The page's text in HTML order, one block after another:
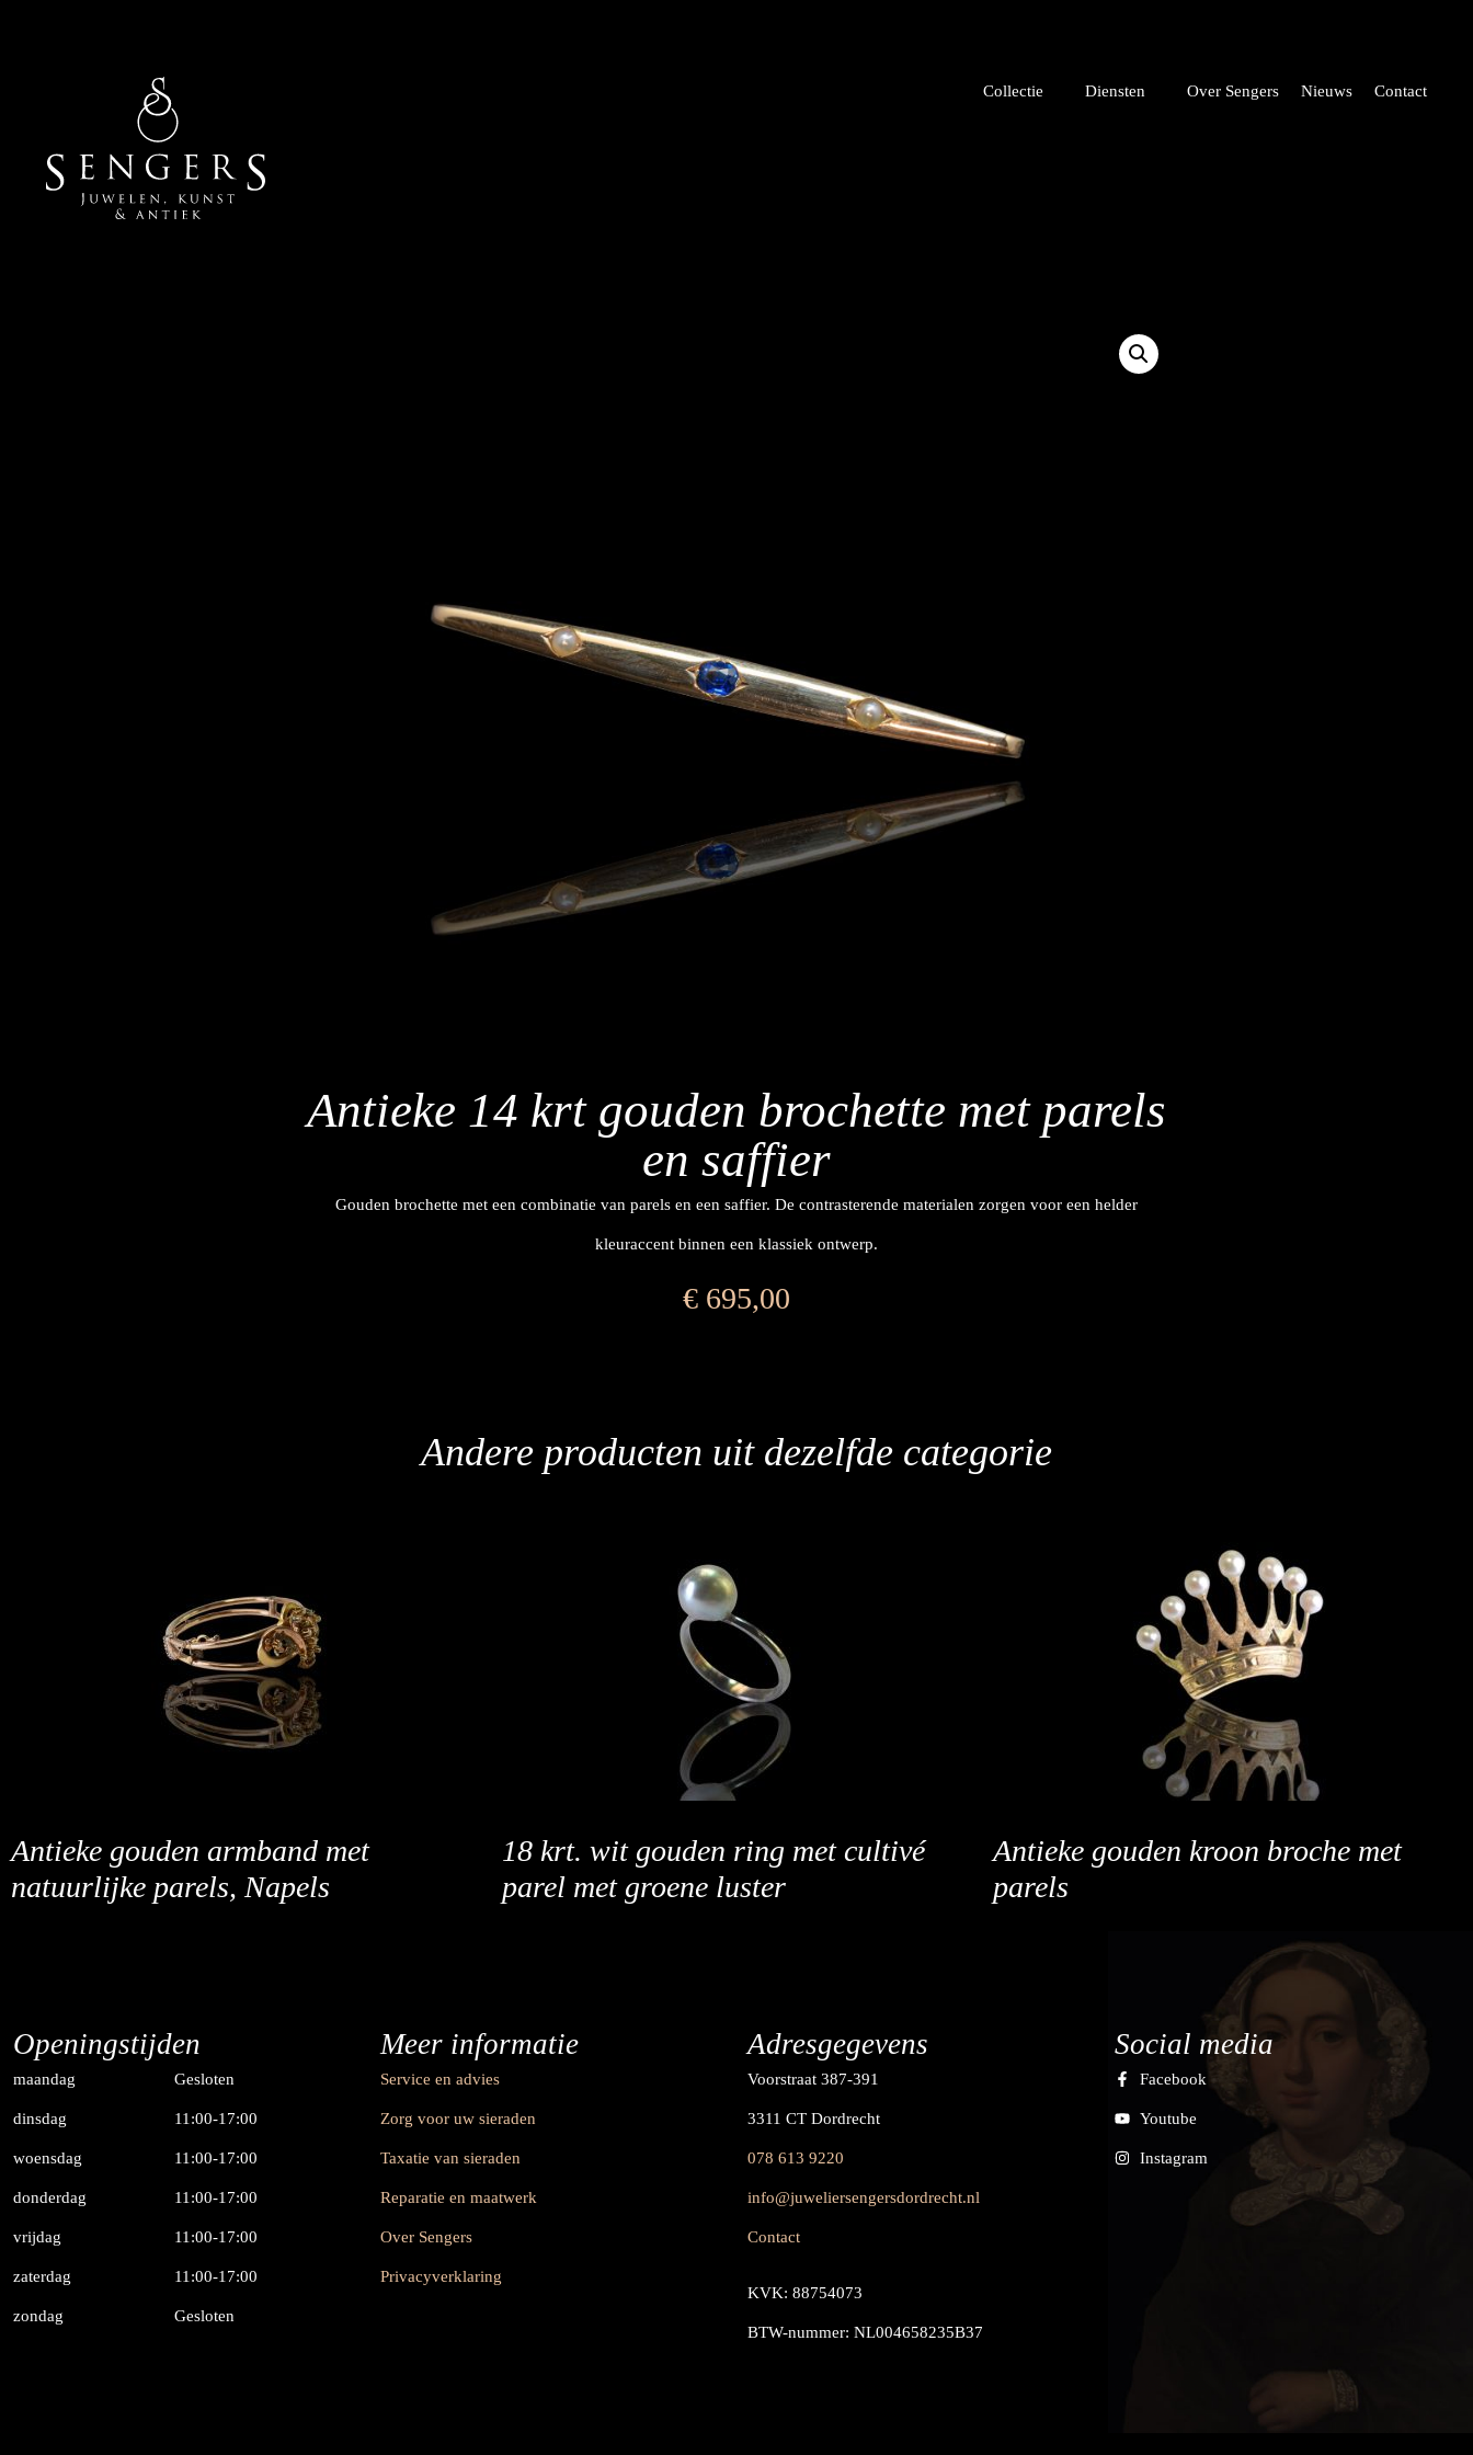
Collectie Diensten Over Sengers Nieuws Contact
Antieke 14 krt gouden brochette met parels
en saffier
Gouden brochette met een combinatie van parels en een saffier. De contrasterende materialen zorgen voor een helder
kleuraccent binnen een klassiek ontwerp.
€ 695,00
Andere producten uit dezelfde categorie
Antieke gouden armband met
natuurlijke parels, Napels
18 krt. wit gouden ring met cultivé
parel met groene luster
Antieke gouden kroon broche met
parels
Openingstijden
maandag Gesloten
dinsdag 11:00-17:00
woensdag 11:00-17:00
donderdag 11:00-17:00
vrijdag 11:00-17:00
zaterdag 11:00-17:00
zondag Gesloten
Meer informatie
Service en advies
Zorg voor uw sieraden
Taxatie van sieraden
Reparatie en maatwerk
Over Sengers
Privacyverklaring
Adresgegevens
Voorstraat 387-391
3311 CT Dordrecht
078 613 9220
info@juweliersengersdordrecht.nl
Contact
KVK: 88754073
BTW-nummer: NL004658235B37
Social media
Facebook
Youtube
Instagram